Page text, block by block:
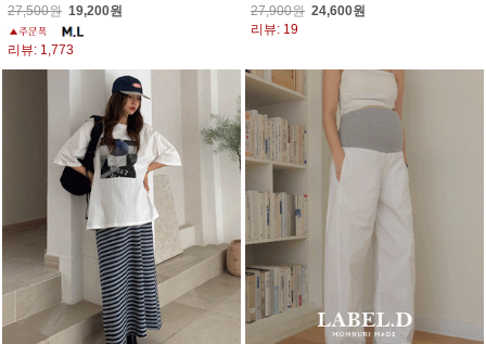
27,500원 19,200원
리뷰: 1,773
27,900원 24,600원
리뷰: 19